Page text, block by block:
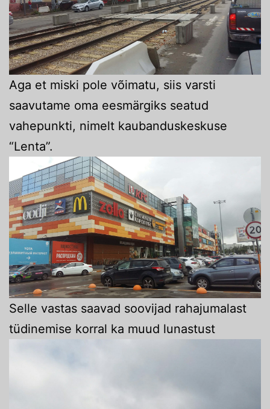
Aga et miski pole võimatu, siis varsti
saavutame oma eesmärgiks seatud
vahepunkti, nimelt kaubanduskeskuse
“Lenta”.
Selle vastas saavad soovijad rahajumalast
tüdinemise korral ka muud lunastust